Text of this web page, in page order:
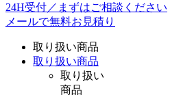
24H受付／まずはご相談ください
メールで無料お見積り
取り扱い商品
取り扱い商品
取り扱い
商品